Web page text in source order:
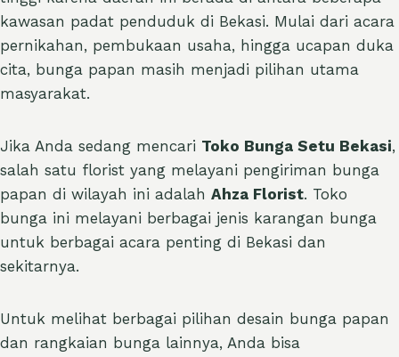
kawasan padat penduduk di Bekasi. Mulai dari acara
pernikahan, pembukaan usaha, hingga ucapan duka
cita, bunga papan masih menjadi pilihan utama
masyarakat.
Jika Anda sedang mencari Toko Bunga Setu Bekasi,
salah satu florist yang melayani pengiriman bunga
papan di wilayah ini adalah Ahza Florist. Toko
bunga ini melayani berbagai jenis karangan bunga
untuk berbagai acara penting di Bekasi dan
sekitarnya.
Untuk melihat berbagai pilihan desain bunga papan
dan rangkaian bunga lainnya, Anda bisa